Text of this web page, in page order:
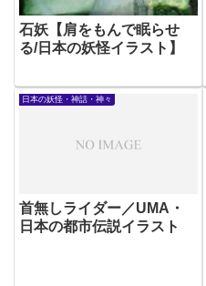
石妖【肩をもんで眠らせ
る/日本の妖怪イラスト】
日本の妖怪・神話・神々
首無しライダー／UMA・
日本の都市伝説イラスト